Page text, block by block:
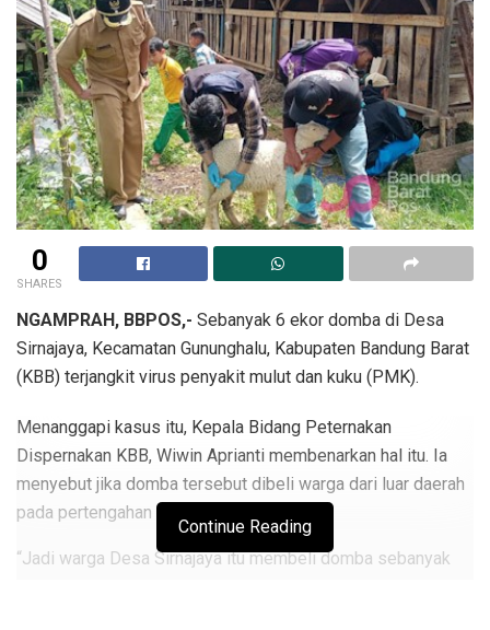
0
SHARES
NGAMPRAH, BBPOS,- Sebanyak 6 ekor domba di Desa
Sirnajaya, Kecamatan Gununghalu, Kabupaten Bandung Barat
(KBB) terjangkit virus penyakit mulut dan kuku (PMK).
Menanggapi kasus itu, Kepala Bidang Peternakan
Dispernakan KBB, Wiwin Aprianti membenarkan hal itu. Ia
menyebut jika domba tersebut dibeli warga dari luar daerah
pada pertengahan Oktober 2022.
“Jadi warga Desa Sirnajaya itu membeli domba sebanyak
Continue Reading